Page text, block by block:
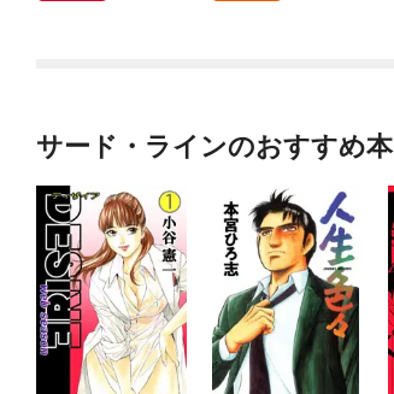
サード・ラインのおすすめ本